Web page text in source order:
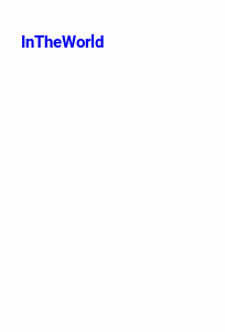
至InTheWorld